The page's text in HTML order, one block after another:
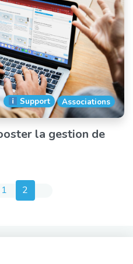
Support Associations
la gestion de
1 2